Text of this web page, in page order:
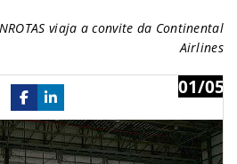
viaja a convite da Continental
Airlines
01/05